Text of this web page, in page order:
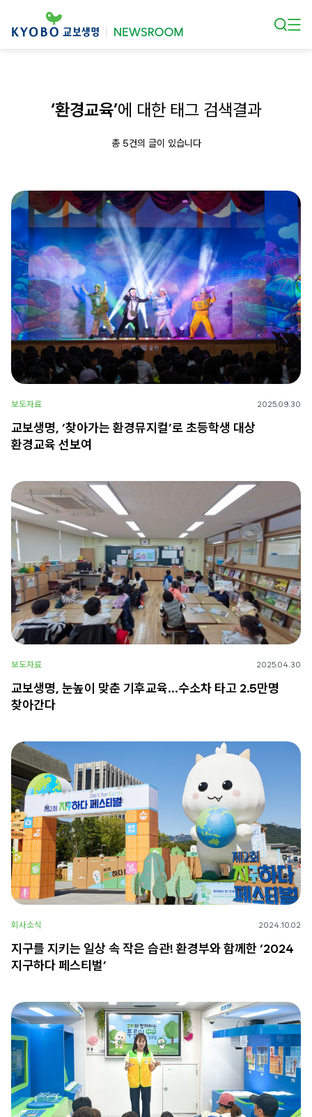
‘환경교육’에 대한 태그 검색결과
총 5건의 글이 있습니다
보도자료 2025.09.30
교보생명, ‘찾아가는 환경뮤지컬’로 초등학생 대상
환경교육 선보여
보도자료 2025.04.30
교보생명, 눈높이 맞춘 기후교육…수소차 타고 2.5만명
찾아간다
회사소식 2024.10.02
지구를 지키는 일상 속 작은 습관! 환경부와 함께한 ‘2024
지구하다 페스티벌’